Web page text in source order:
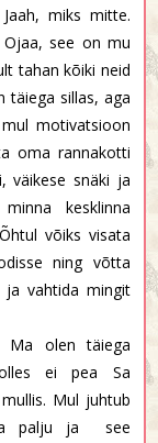
miks mitte.
see on mu
tahan kõiki neid
täiega sillas, aga
motivatsioon
oma rannakotti
väikese snäki ja
kesklinna
võiks visata
ning võtta
ja vahtida mingit
Ma olen täiega
ei pea Sa
Mul juhtub
palju ja see